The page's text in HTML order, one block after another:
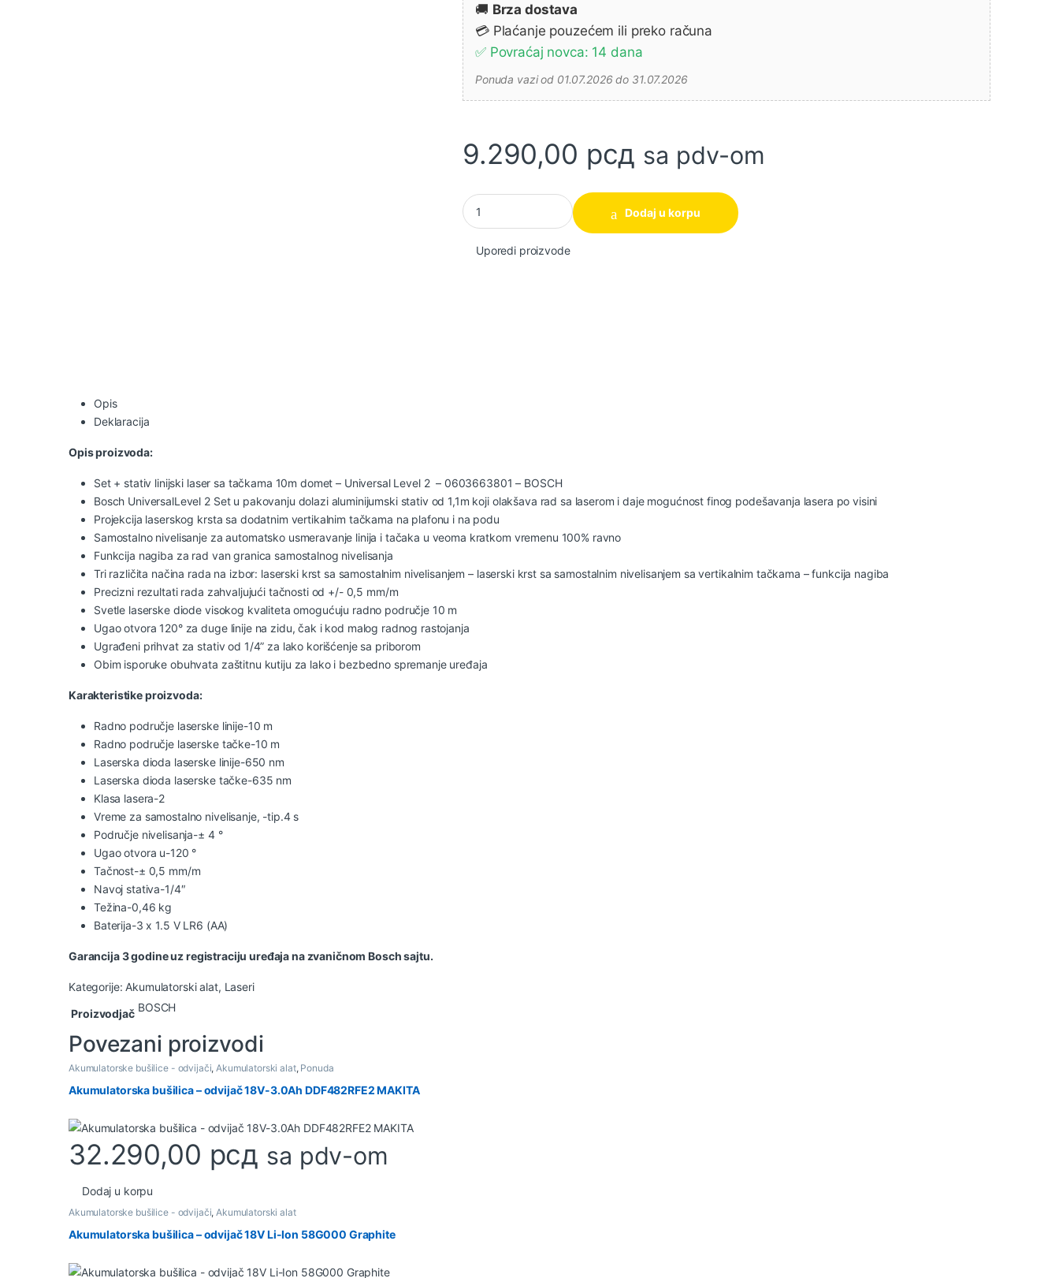
🚚 Brza dostava
💳 Plaćanje pouzećem ili preko računa
✅ Povraćaj novca: 14 dana
Ponuda vazi od 01.07.2026 do 31.07.2026
9.290,00 рсд sa pdv-om
Set+stativ linijski laser sa tačkama 10m domet - Universal Level 2 BOSCH (0603663800) količina
Dodaj u korpu
Uporedi proizvode
Opis
Deklaracija
Opis proizvoda:
Set + stativ linijski laser sa tačkama 10m domet – Universal Level 2 – 0603663801 – BOSCH
Bosch UniversalLevel 2 Set u pakovanju dolazi aluminijumski stativ od 1,1m koji olakšava rad sa laserom i daje mogućnost finog podešavanja lasera po visini
Projekcija laserskog krsta sa dodatnim vertikalnim tačkama na plafonu i na podu
Samostalno nivelisanje za automatsko usmeravanje linija i tačaka u veoma kratkom vremenu 100% ravno
Funkcija nagiba za rad van granica samostalnog nivelisanja
Tri različita načina rada na izbor: laserski krst sa samostalnim nivelisanjem – laserski krst sa samostalnim nivelisanjem sa vertikalnim tačkama – funkcija nagiba
Precizni rezultati rada zahvaljujući tačnosti od +/- 0,5 mm/m
Svetle laserske diode visokog kvaliteta omogućuju radno područje 10 m
Ugao otvora 120° za duge linije na zidu, čak i kod malog radnog rastojanja
Ugrađeni prihvat za stativ od 1/4” za lako korišćenje sa priborom
Obim isporuke obuhvata zaštitnu kutiju za lako i bezbedno spremanje uređaja
Karakteristike proizvoda:
Radno područje laserske linije-10 m
Radno područje laserske tačke-10 m
Laserska dioda laserske linije-650 nm
Laserska dioda laserske tačke-635 nm
Klasa lasera-2
Vreme za samostalno nivelisanje, -tip.4 s
Područje nivelisanja-± 4 °
Ugao otvora u-120 °
Tačnost-± 0,5 mm/m
Navoj stativa-1/4″
Težina-0,46 kg
Baterija-3 x 1.5 V LR6 (AA)
Garancija 3 godine uz registraciju uređaja na zvaničnom Bosch sajtu.
Kategorije: Akumulatorski alat, Laseri
Proizvodjač BOSCH
Povezani proizvodi
Akumulatorske bušilice - odvijači, Akumulatorski alat, Ponuda
Akumulatorska bušilica – odvijač 18V-3.0Ah DDF482RFE2 MAKITA
32.290,00 рсд sa pdv-om
Dodaj u korpu
Akumulatorske bušilice - odvijači,Akumulatorski alat
Akumulatorska bušilica – odvijač 18V Li-Ion 58G000 Graphite